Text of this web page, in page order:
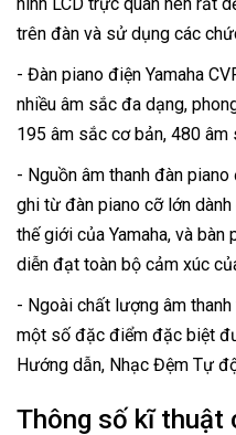
trên đàn và sử dụng các
- Đàn piano điện Yamaha
nhiều âm sắc đa dạng,
195 âm sắc cơ bản, 480 âm
- Nguồn âm thanh đàn
ghi từ đàn piano cỡ lớn
thế giới của Yamaha, và
diễn đạt toàn bộ cảm xúc
- Ngoài chất lượng âm
một số đặc điểm đặc biệt
Hướng dẫn, Nhạc Đệm Tự
Thông số kĩ thuật